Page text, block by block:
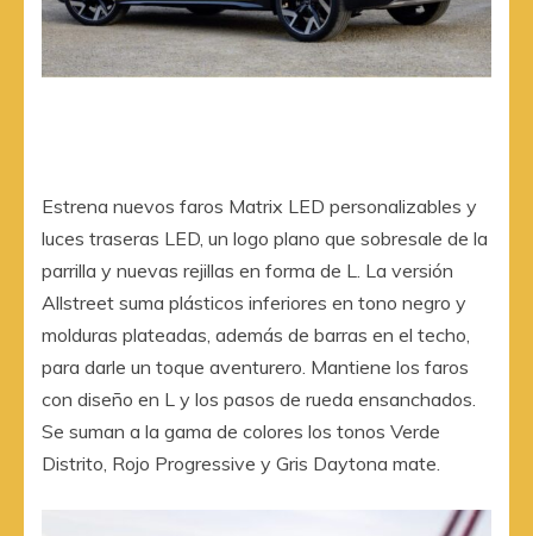
Estrena nuevos faros Matrix LED personalizables y
luces traseras LED, un logo plano que sobresale de la
parrilla y nuevas rejillas en forma de L. La versión
Allstreet suma plásticos inferiores en tono negro y
molduras plateadas, además de barras en el techo,
para darle un toque aventurero. Mantiene los faros
con diseño en L y los pasos de rueda ensanchados.
Se suman a la gama de colores los tonos Verde
Distrito, Rojo Progressive y Gris Daytona mate.